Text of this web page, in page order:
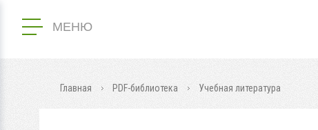
МЕНЮ
Главная PDF-библиотека Учебная литература